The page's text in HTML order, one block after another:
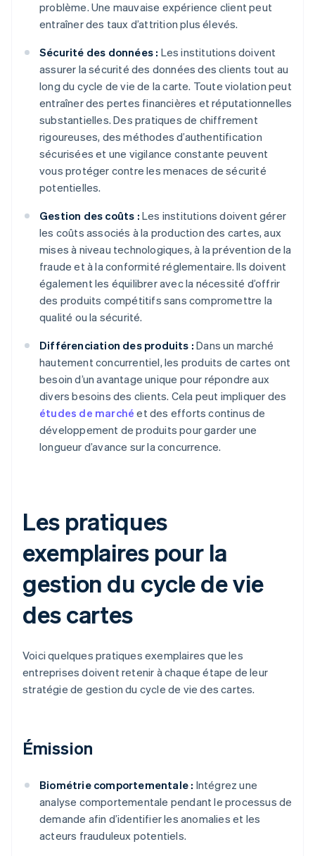
problème. Une mauvaise expérience client peut
entraîner des taux d’attrition plus élevés.
Sécurité des données : Les institutions doivent
assurer la sécurité des données des clients tout au
long du cycle de vie de la carte. Toute violation peut
entraîner des pertes financières et réputationnelles
substantielles. Des pratiques de chiffrement
rigoureuses, des méthodes d’authentification
sécurisées et une vigilance constante peuvent
vous protéger contre les menaces de sécurité
potentielles.
Gestion des coûts : Les institutions doivent gérer
les coûts associés à la production des cartes, aux
mises à niveau technologiques, à la prévention de la
fraude et à la conformité réglementaire. Ils doivent
également les équilibrer avec la nécessité d’offrir
des produits compétitifs sans compromettre la
qualité ou la sécurité.
Différenciation des produits : Dans un marché
hautement concurrentiel, les produits de cartes ont
besoin d’un avantage unique pour répondre aux
divers besoins des clients. Cela peut impliquer des
études de marché et des efforts continus de
développement de produits pour garder une
longueur d’avance sur la concurrence.
Les pratiques
exemplaires pour la
gestion du cycle de vie
des cartes
Voici quelques pratiques exemplaires que les
entreprises doivent retenir à chaque étape de leur
stratégie de gestion du cycle de vie des cartes.
Émission
Biométrie comportementale : Intégrez une
analyse comportementale pendant le processus de
demande afin d’identifier les anomalies et les
acteurs frauduleux potentiels.